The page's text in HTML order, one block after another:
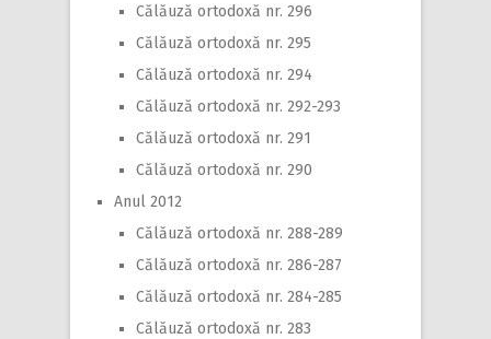
Călăuză ortodoxă nr. 296
Călăuză ortodoxă nr. 295
Călăuză ortodoxă nr. 294
Călăuză ortodoxă nr. 292-293
Călăuză ortodoxă nr. 291
Călăuză ortodoxă nr. 290
Anul 2012
Călăuză ortodoxă nr. 288-289
Călăuză ortodoxă nr. 286-287
Călăuză ortodoxă nr. 284-285
Călăuză ortodoxă nr. 283